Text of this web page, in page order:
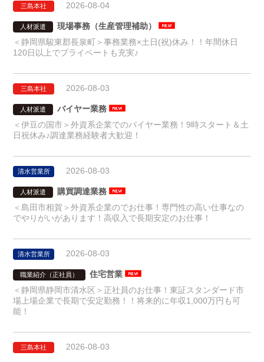
三島本社 2026-08-04
人材派遣
現場事務（生産管理補助）
＜静岡県駿東郡長泉町＞事務業務×土日(祝)休み！！年間休日
120日以上でプライベートも充実♪
三島本社 2026-08-03
人材派遣
バイヤー業務
＜伊豆の国市＞外資系企業でのバイヤー業務！9時スタート＆土
日祝休み♪調達業務経験者大歓迎！
清水営業所 2026-08-03
人材派遣
購買調達業務
＜島田市相賀＞外資系企業のでお仕事！専門性の高い仕事なの
でやりがいがあります！高収入で長期安定のお仕事！
清水営業所 2026-08-03
職業紹介（正社員）
住宅営業
＜静岡県静岡市清水区＞正社員のお仕事！東証スタンダード市
場上場企業で長期で安定勤務！！将来的に年収1,000万円も可
能！
三島本社 2026-08-03